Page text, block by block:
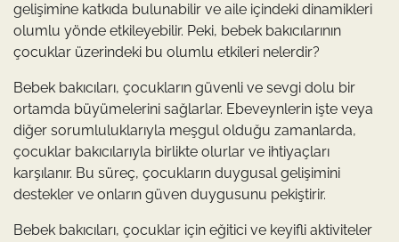
gelişimine katkıda bulunabilir ve aile içindeki dinamikleri
olumlu yönde etkileyebilir. Peki, bebek bakıcılarının
çocuklar üzerindeki bu olumlu etkileri nelerdir?
Bebek bakıcıları, çocukların güvenli ve sevgi dolu bir
ortamda büyümelerini sağlarlar. Ebeveynlerin işte veya
diğer sorumluluklarıyla meşgul olduğu zamanlarda,
çocuklar bakıcılarıyla birlikte olurlar ve ihtiyaçları
karşılanır. Bu süreç, çocukların duygusal gelişimini
destekler ve onların güven duygusunu pekiştirir.
Bebek bakıcıları, çocuklar için eğitici ve keyifli aktiviteler